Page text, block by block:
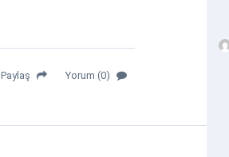
Paylaş Yorum (0)